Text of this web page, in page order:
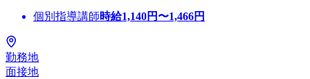
個別指導講師時給1,140円〜1,466円
勤務地
面接地